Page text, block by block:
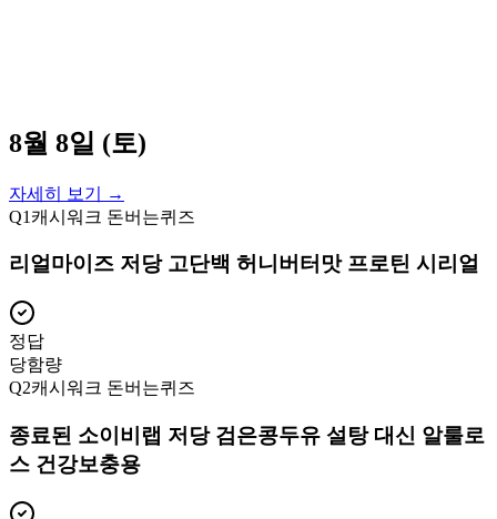
8월 8일 (토)
자세히 보기 →
Q1 캐시워크 돈버는퀴즈
리얼마이즈 저당 고단백 허니버터맛 프로틴 시리얼
정답
당함량
Q2캐시워크 돈버는퀴즈
종료된 소이비랩 저당 검은콩두유 설탕 대신 알룰로
스 건강보충용